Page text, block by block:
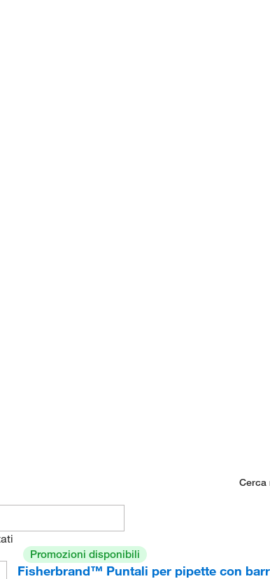
Cerca
Promozioni disponibili
Fisherbrand™ Puntali per pipette con